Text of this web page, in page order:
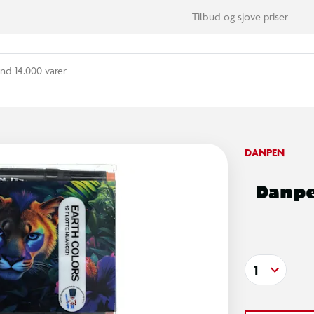
Tilbud og sjove priser
14.000 varer
DANPEN
1